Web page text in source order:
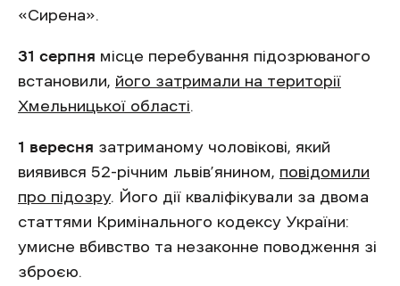
«Сирена».
31 серпня місце перебування підозрюваного
встановили, його затримали на території
Хмельницької області.
1 вересня затриманому чоловікові, який
виявився 52-річним львів’янином, повідомили
про підозру. Його дії кваліфікували за двома
статтями Кримінального кодексу України:
умисне вбивство та незаконне поводження зі
зброєю.